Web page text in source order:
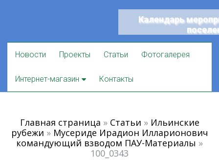
Календарь
Новости Проекты Статьи Фотогалерея
Интернет-магазин Контакты
Главная страница » Статьи » Ильинские
рубежи » Мусериде Ирадион Илларионович
командующий взводом ПАУ-Материалы »
100_0343